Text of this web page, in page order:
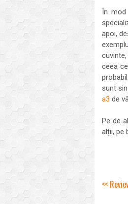
În
apoi,
exemplu
ceea
sunt
a3 de
Pe de
alții, pe
<<